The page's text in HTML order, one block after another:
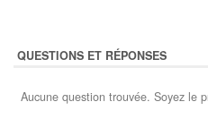
QUESTIONS ET RÉPONSES
Aucune question trouvée. Soyez le